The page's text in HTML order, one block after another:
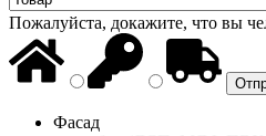
Пожалуйста, докажите, что вы
Фасад